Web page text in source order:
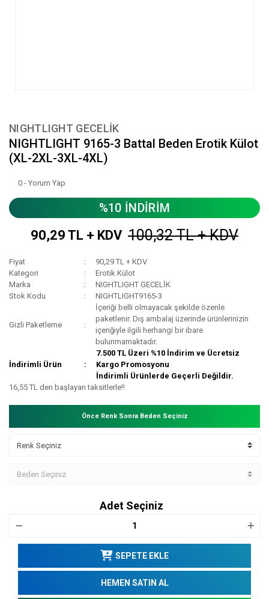
NIGHTLIGHT GECELİK
NIGHTLIGHT 9165-3 Battal Beden Erotik Külot
(XL-2XL-3XL-4XL)
0 - Yorum Yap
%10 İNDİRİM
90,29 TL + KDV 100,32 TL + KDV
Fiyat
90,29 TL + KDV
Kategori
Erotik Külot
Marka
NIGHTLIGHT GECELİK
Stok Kodu
NIGHTLIGHT9165-3
Gizli Paketleme
İçeriği belli olmayacak şekilde özenle
paketlenir. Dış ambalaj üzerinde ürünlerinizin
içeriğiyle ilgili herhangi bir ibare
bulunmamaktadır.
İndirimli Ürün
7.500 TL Üzeri %10 İndirim ve Ücretsiz
Kargo Promosyonu
İndirimli Ürünlerde Geçerli Değildir.
16,55 TL den başlayan taksitlerle!!
Önce Renk Sonra Beden Seçiniz
Adet Seçiniz
SEPETE EKLE
HEMEN SATIN AL